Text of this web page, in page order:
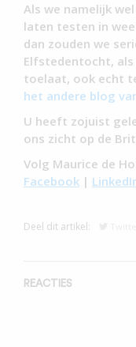
Als we namelijk
laten testen in
dan zouden we
Elfstedentocht,
toelaat, ook echt
het andere blog
U heeft zojuist
ons zicht op de
Volg Maurice de
Facebook |
Deel dit artikel:
REACTIES